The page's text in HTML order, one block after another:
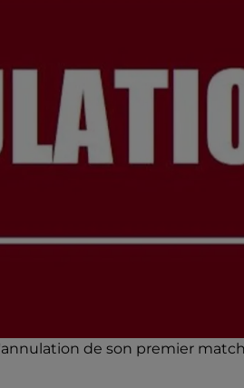
de son premier